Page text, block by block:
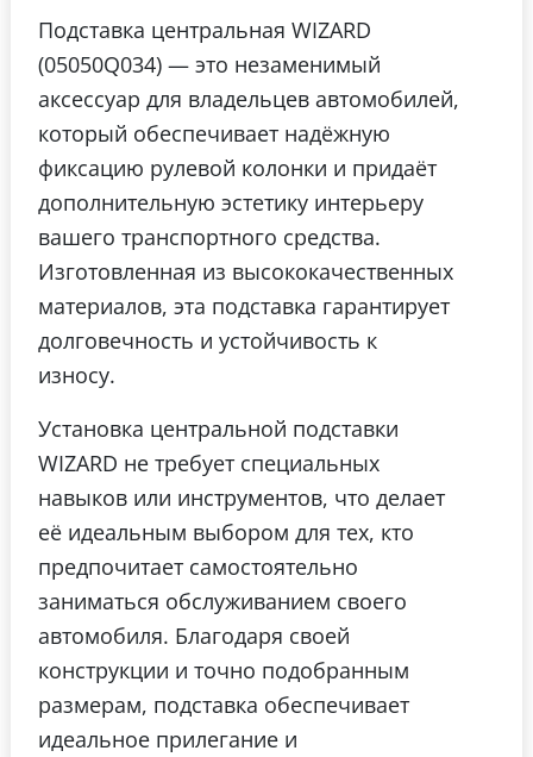
Подставка центральная WIZARD
(05050Q034) — это незаменимый
аксессуар для владельцев автомобилей,
который обеспечивает надёжную
фиксацию рулевой колонки и придаёт
дополнительную эстетику интерьеру
вашего транспортного средства.
Изготовленная из высококачественных
материалов, эта подставка гарантирует
долговечность и устойчивость к
износу.
Установка центральной подставки
WIZARD не требует специальных
навыков или инструментов, что делает
её идеальным выбором для тех, кто
предпочитает самостоятельно
заниматься обслуживанием своего
автомобиля. Благодаря своей
конструкции и точно подобранным
размерам, подставка обеспечивает
идеальное прилегание и